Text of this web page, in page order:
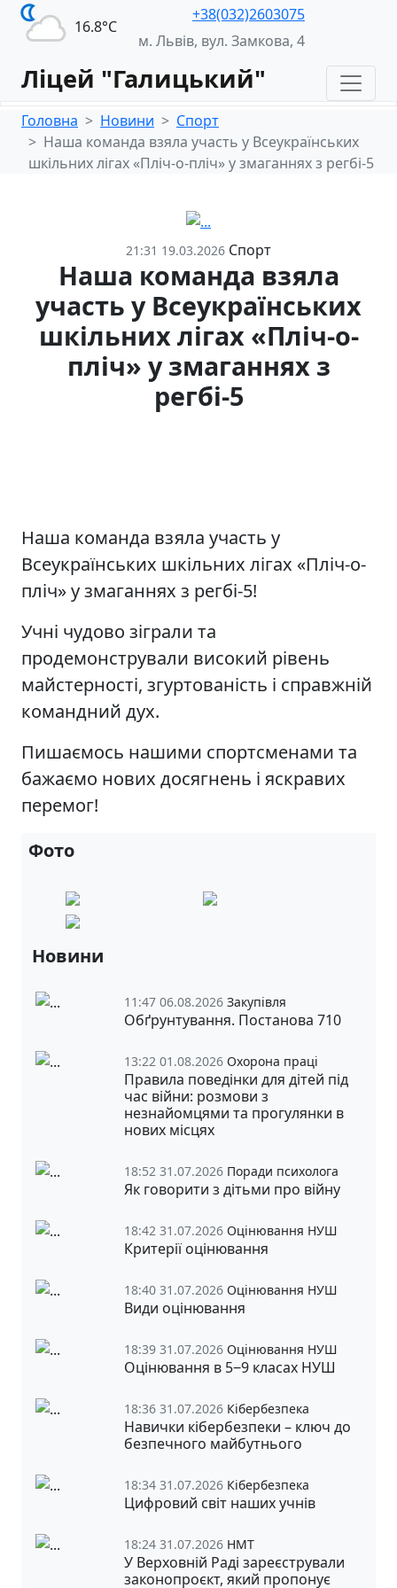
16.8°С
+38(032)2603075
м. Львів, вул. Замкова, 4
Ліцей "Галицький"
Головна Новини
Спорт
Наша команда взяла участь у Всеукраїнських
шкільних лігах «Пліч-о-пліч» у змаганнях з регбі-5
21:31 19.03.2026 Спорт
Наша команда взяла
участь у Всеукраїнських
шкільних лігах «Пліч-о-
пліч» у змаганнях з
регбі-5
Наша команда взяла участь у
Всеукраїнських шкільних лігах «Пліч-о-
пліч» у змаганнях з регбі-5!
Учні чудово зіграли та
продемонстрували високий рівень
майстерності, згуртованість і справжній
командний дух.
Пишаємось нашими спортсменами та
бажаємо нових досягнень і яскравих
перемог!
Фото
Новини
11:47 06.08.2026 Закупівля
Обґрунтування. Постанова 710
13:22 01.08.2026 Охорона праці
Правила поведінки для дітей під
час війни: розмови з
незнайомцями та прогулянки в
нових місцях
18:52 31.07.2026 Поради психолога
Як говорити з дітьми про війну
18:42 31.07.2026 Оцінювання НУШ
Критерії оцінювання
18:40 31.07.2026 Оцінювання НУШ
Види оцінювання
18:39 31.07.2026 Оцінювання НУШ
Оцінювання в 5‒9 класах НУШ
18:36 31.07.2026 Кібербезпека
Навички кібербезпеки – ключ до
безпечного майбутнього
18:34 31.07.2026 Кібербезпека
Цифровий світ наших учнів
18:24 31.07.2026 НМТ
У Верховній Раді зареєстрували
законопроєкт, який пропонує